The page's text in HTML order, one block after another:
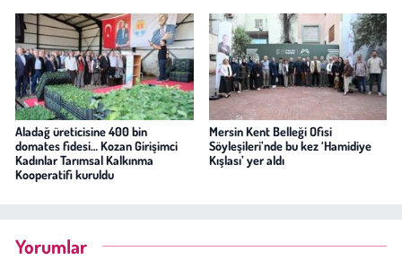
Aladağ üreticisine 400 bin
domates fidesi… Kozan Girişimci
Kadınlar Tarımsal Kalkınma
Kooperatifi kuruldu
Mersin Kent Belleği Ofisi
Söyleşileri’nde bu kez ‘Hamidiye
Kışlası’ yer aldı
Yorumlar